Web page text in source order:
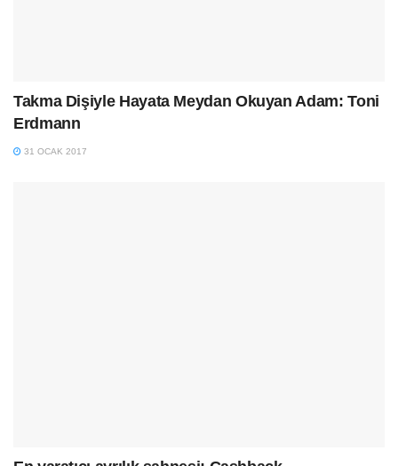
Takma Dişiyle Hayata Meydan Okuyan Adam: Toni
Erdmann
31 OCAK 2017